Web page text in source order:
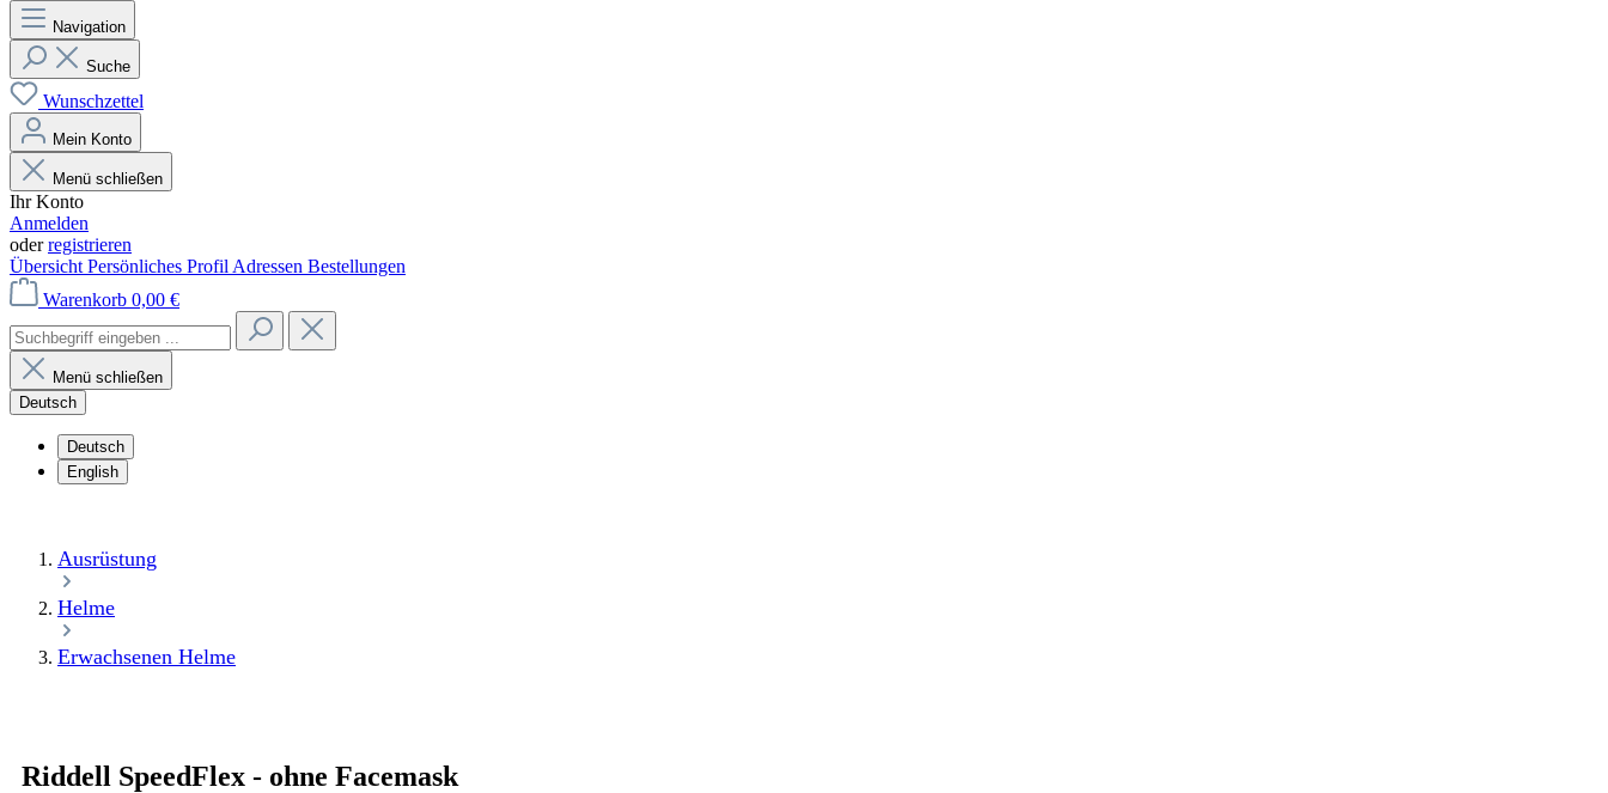
Navigation
Suche
Wunschzettel
Mein Konto
Menü schließen
Ihr Konto
Anmelden
oderregistrieren
Übersicht Persönliches Profil Adressen Bestellungen
Warenkorb 0,00 €
Menü schließen
Deutsch
Deutsch
English
Ausrüstung
Helme
Erwachsenen Helme
Riddell SpeedFlex - ohne Facemask